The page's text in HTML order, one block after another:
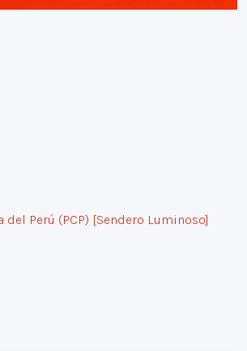
Perú (PCP) [Sendero Luminoso]